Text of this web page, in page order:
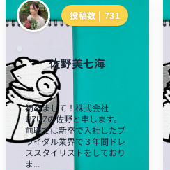
投稿数 | 731
佐野美七海
初めまして！株式会社
UZUZの佐野と申します。
前職では新卒で入社したブ
ライダル業界で３年間ドレ
ススタイリストをしており
ま...